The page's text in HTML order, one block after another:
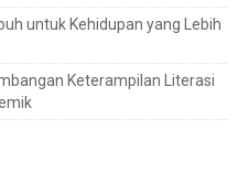
untuk Kehidupan yang Lebih
Keterampilan Literasi